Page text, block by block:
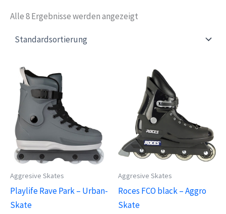
Alle 8 Ergebnisse werden angezeigt
Aggresive Skates
Playlife Rave Park – Urban-
Skate
Aggresive Skates
Roces FCO black – Aggro
Skate